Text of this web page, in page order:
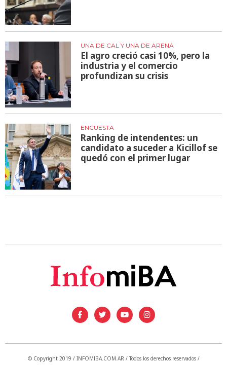
UNA DE CAL Y UNA DE ARENA
El agro creció casi 10%, pero la
industria y el comercio
profundizan su crisis
ENCUESTA
Ranking de intendentes: un
candidato a suceder a Kicillof se
quedó con el primer lugar
© Copyright 2019 / INFOMIBA.COM.AR / Todos los derechos reservados /